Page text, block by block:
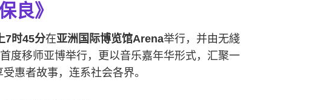
良》
7时45分在亚洲国际博览馆Arena举行，并由无綫
度移师亚博举行，更以音乐嘉年华形式，汇聚一
惠者故事，连系社会各界。